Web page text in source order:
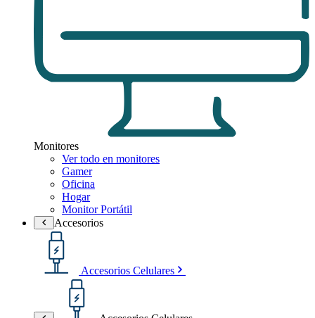
Monitores
Ver todo en monitores
Gamer
Oficina
Hogar
Monitor Portátil
Accesorios
Accesorios Celulares